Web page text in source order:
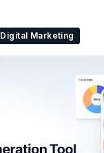
Digital Marketing